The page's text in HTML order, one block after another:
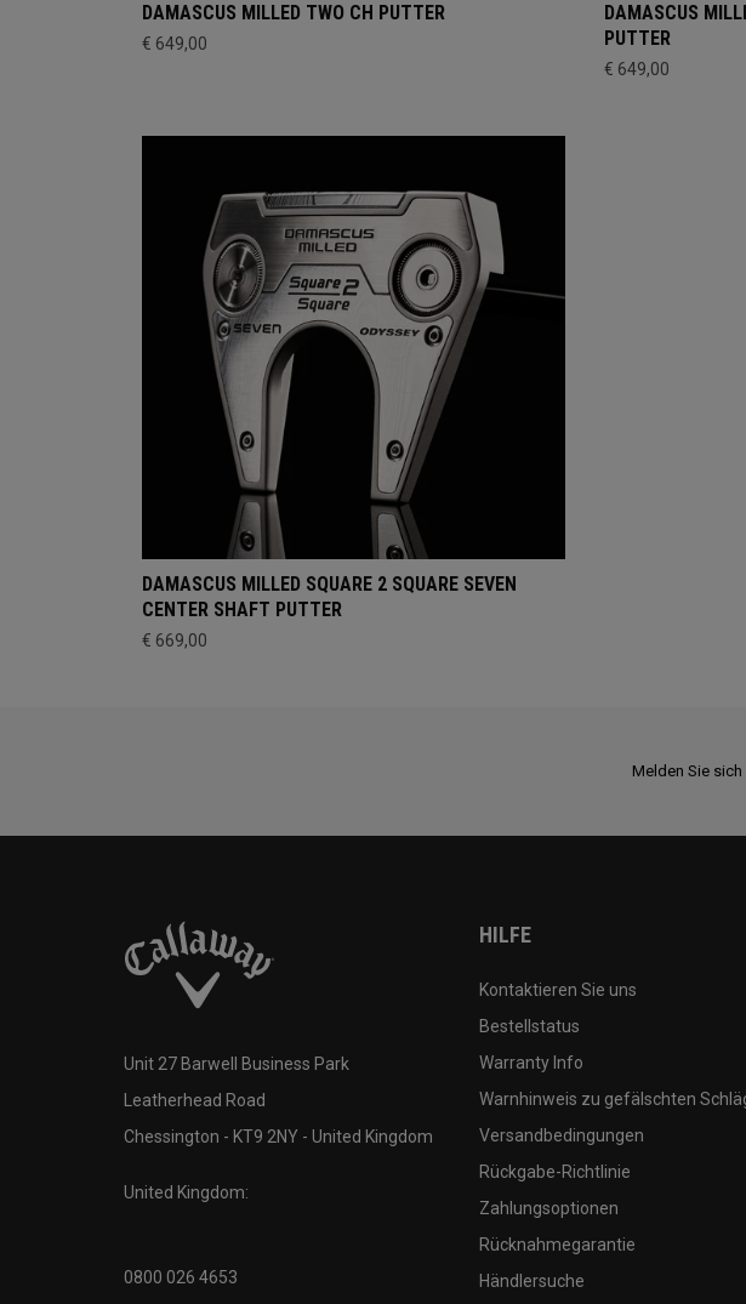
DAMASCUS MILLED TWO CH PUTTER
€ 649,00
DAMASCUS
PUTTER
€ 649,00
DAMASCUS MILLED SQUARE 2 SQUARE SEVEN
CENTER SHAFT PUTTER
€ 669,00
Melden Sie
Unit 27 Barwell Business Park
Leatherhead Road
Chessington - KT9 2NY - United Kingdom
United Kingdom:
0800 026 4653
HILFE
Kontaktieren Sie uns
Bestellstatus
Warranty Info
Warnhinweis zu gefälschten
Versandbedingungen
Rückgabe-Richtlinie
Zahlungsoptionen
Rücknahmegarantie
Händlersuche